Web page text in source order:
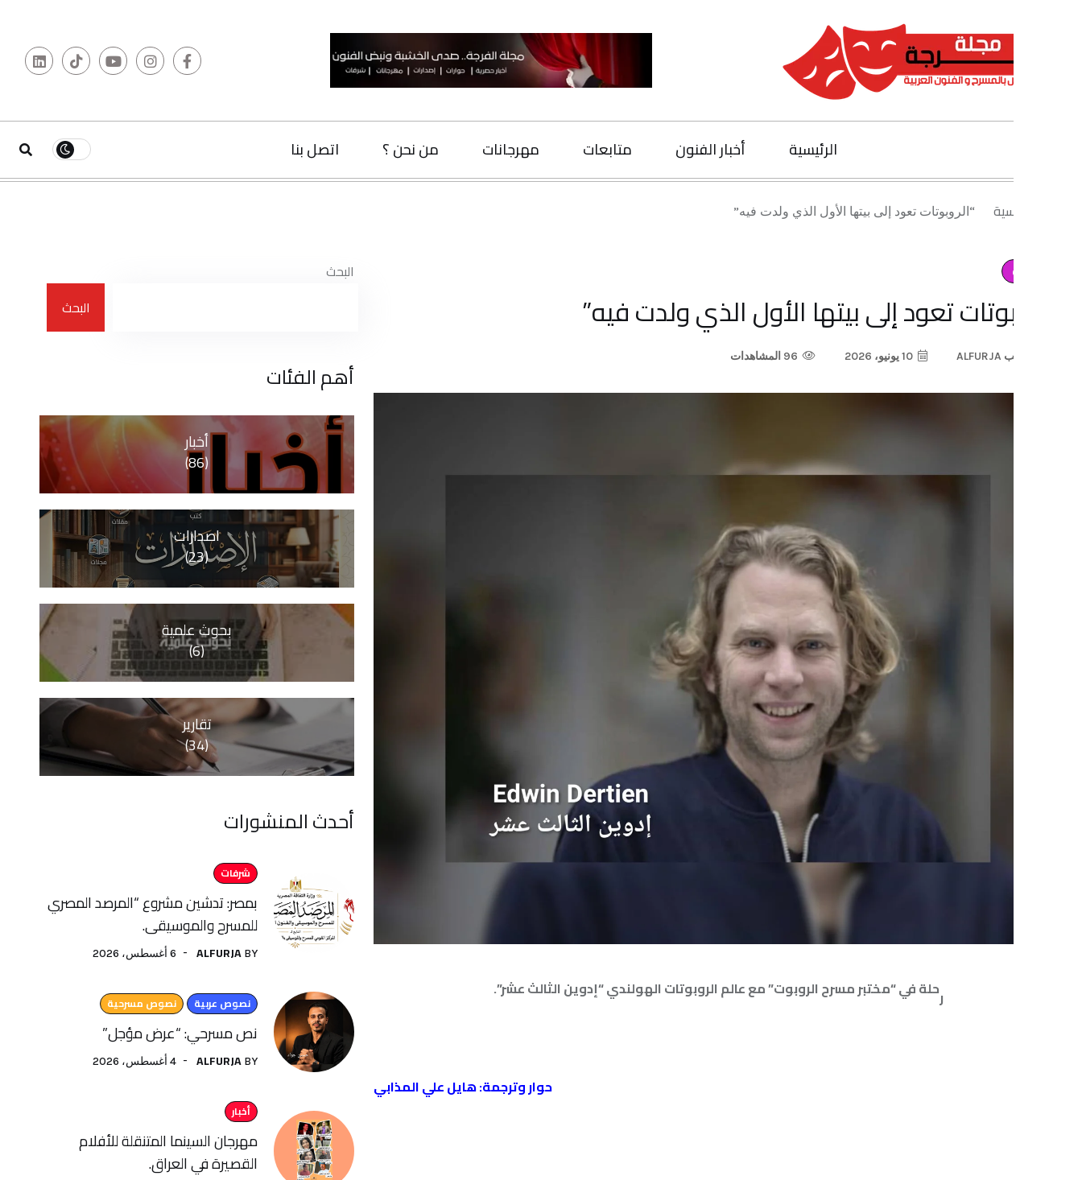
أخبار الفنون متابعات مهرجانات من نحن ؟ اتصل بنا
“الروبوتات تعود إلى بيتها الأول الذي ولدت فيه”
تعود إلى بيتها الأول الذي ولدت فيه”
10 يونيو، 2026 96 المشاهدات
حلة في “مختبر مسرح الروبوت” مع عالم الروبوتات الهولندي “إدوين الثالث عشر”.
حوار وترجمة: هايل علي المذابي
أهم الفئات
(86)
اصدارات
(23)
بحوث علمية
(6)
تقارير
(34)
أحدث المنشورات
شرفات
بمصر: تدشين مشروع “المرصد المصري
للمسرح والموسيقى.
ALFURJA 6 أغسطس، 2026
نصوص عربية نصوص مسرحية
نص مسرحي: “عرض مؤجل”
BY
ALFURJA 4 أغسطس، 2026
أخبار
مهرجان السينما المتنقلة للأفلام
القصيرة في العراق.